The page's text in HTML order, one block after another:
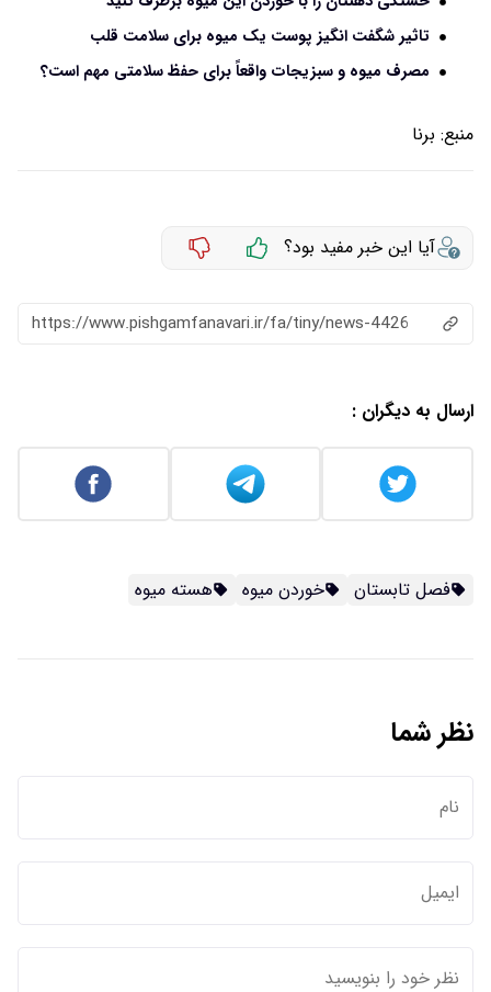
تاثیر شگفت انگیز پوست یک میوه برای سلامت قلب
مصرف میوه و سبزیجات واقعاً برای حفظ سلامتی مهم است؟
منبع: برنا
آیا این خبر مفید بود؟
https://www.pishgamfanavari.ir/fa/tiny/news-4426
ارسال به دیگران :
فصل تابستان خوردن میوه هسته میوه
نظر شما